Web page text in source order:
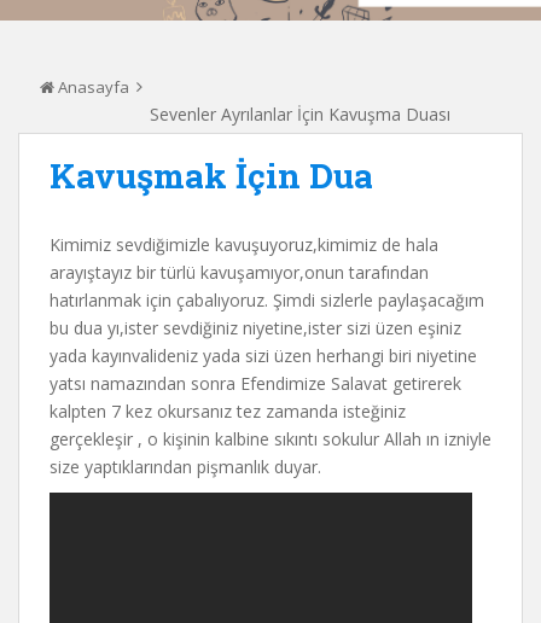
Anasayfa
Sevenler Ayrılanlar İçin Kavuşma Duası
Kavuşmak İçin Dua
Kimimiz sevdiğimizle kavuşuyoruz,kimimiz de hala
arayıştayız bir türlü kavuşamıyor,onun tarafından
hatırlanmak için çabalıyoruz. Şimdi sizlerle paylaşacağım
bu dua yı,ister sevdiğiniz niyetine,ister sizi üzen eşiniz
yada kayınvalideniz yada sizi üzen herhangi biri niyetine
yatsı namazından sonra Efendimize Salavat getirerek
kalpten 7 kez okursanız tez zamanda isteğiniz
gerçekleşir , o kişinin kalbine sıkıntı sokulur Allah ın izniyle
size yaptıklarından pişmanlık duyar.